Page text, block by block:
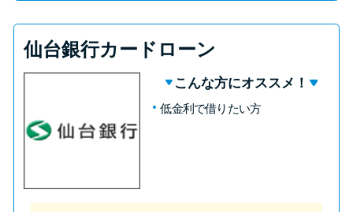
仙台銀行カードローン
こんな方にオススメ！
低金利で借りたい方